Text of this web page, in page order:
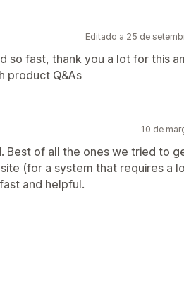
Editado a 25 de
so fast, thank you a lot for this
product Q&As
10 de
Best of all the ones we tried to
(for a system that requires a
and helpful.